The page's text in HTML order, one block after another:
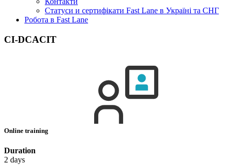
Статуси и сертифікати Fast Lane в Україні та СНГ
Робота в Fast Lane
CI-DCACIT
Online training
Duration
2 days